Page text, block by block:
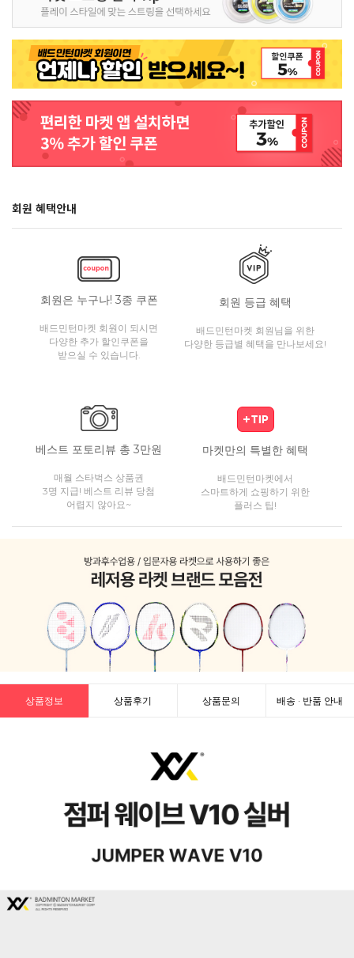
회원 혜택안내
회원은 누구나! 3종 쿠폰
배드민턴마켓 회원이 되시면
다양한 추가 할인쿠폰을
받으실 수 있습니다.
회원 등급 혜택
배드민턴마켓 회원님을 위한
다양한 등급별 혜택을 만나보세요!
베스트 포토리뷰 총 3만원
매월 스타벅스 상품권
3명 지급! 베스트 리뷰 당첨
어렵지 않아요~
마켓만의 특별한 혜택
배드민턴마켓에서
스마트하게 쇼핑하기 위한
플러스 팁!
상품정보 상품후기 상품문의 배송 · 반품 안내